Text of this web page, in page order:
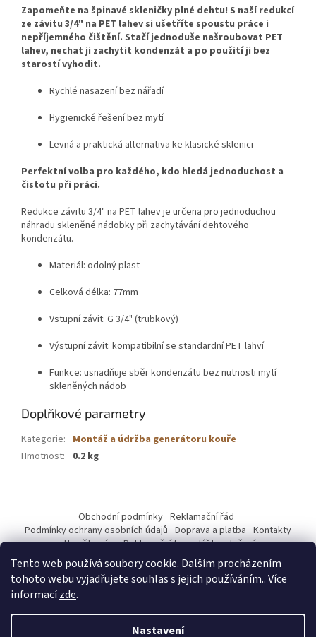
Tento web používá soubory cookie. Dalším procházením
tohoto webu vyjadřujete souhlas s jejich používáním.. Více
informacízde.
Nastavení
Zapomeňte na špinavé skleničky plné dehtu! S naší redukcí
ze závitu 3/4" na PET lahev si ušetříte spoustu práce i
nepříjemného čištění. Stačí jednoduše našroubovat PET
lahev, nechat ji zachytit kondenzát a po použití ji bez
starostí vyhodit.
Rychlé nasazení bez nářadí
Hygienické řešení bez mytí
Levná a praktická alternativa ke klasické sklenici
Perfektní volba pro každého, kdo hledá jednoduchost a
čistotu při práci.
Redukce závitu 3/4" na PET lahev je určena pro jednoduchou
náhradu skleněné nádobky při zachytávání dehtového
kondenzátu.
Materiál: odolný plast
Celková délka: 77mm
Vstupní závit: G 3/4" (trubkový)
Výstupní závit: kompatibilní se standardní PET lahví
Funkce: usnadňuje sběr kondenzátu bez nutnosti mytí
skleněných nádob
Doplňkové parametry
Kategorie: Montáž a údržba generátoru kouře
Hmotnost: 0.2 kg
a
Obchodní podmínky Reklamační řád
Podmínky ochrany osobních údajů Doprava a platba Kontakty
Napište nám Reklamační formulář ke stažení
Mastercard 2
Vytvořil Shoptet